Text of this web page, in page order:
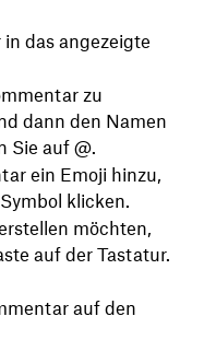
das angezeigte
zu
dann den Namen
Sie auf @.
ein Emoji hinzu,
klicken.
möchten,
auf der Tastatur.
auf den